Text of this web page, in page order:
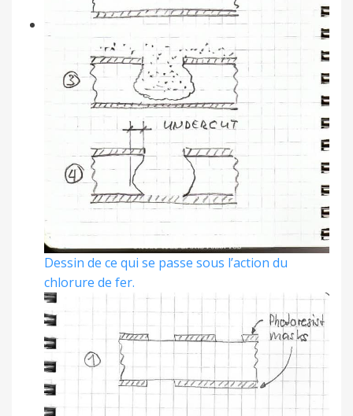
Dessin de ce qui se passe sous l’action du
chlorure de fer.